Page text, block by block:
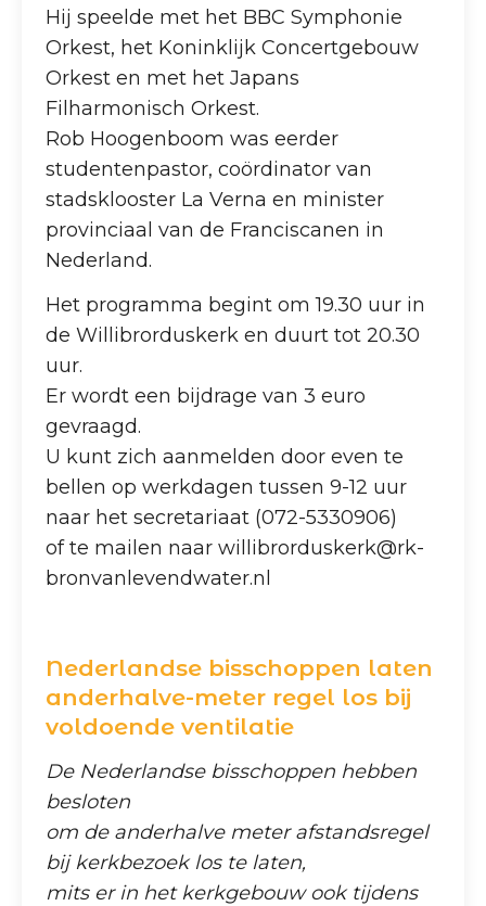
Hij speelde met het BBC Symphonie
Orkest, het Koninklijk Concertgebouw
Orkest en met het Japans
Filharmonisch Orkest.
Rob Hoogenboom was eerder
studentenpastor, coördinator van
stadsklooster La Verna en minister
provinciaal van de Franciscanen in
Nederland.
Het programma begint om 19.30 uur in
de Willibrorduskerk en duurt tot 20.30
uur.
Er wordt een bijdrage van 3 euro
gevraagd.
U kunt zich aanmelden door even te
bellen op werkdagen tussen 9-12 uur
naar het secretariaat (072-5330906)
of te mailen naar willibrorduskerk@rk-
bronvanlevendwater.nl
Nederlandse bisschoppen laten
anderhalve-meter regel los bij
voldoende ventilatie
De Nederlandse bisschoppen hebben
besloten
om de anderhalve meter afstandsregel
bij kerkbezoek los te laten,
mits er in het kerkgebouw ook tijdens